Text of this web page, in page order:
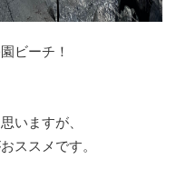
ビーチ！
いますが、
ススメです。